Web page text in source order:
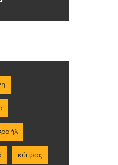
κύπρος